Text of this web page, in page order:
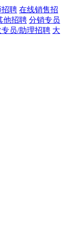
聘 在线销售招
他招聘 分销专员
员/助理招聘 大